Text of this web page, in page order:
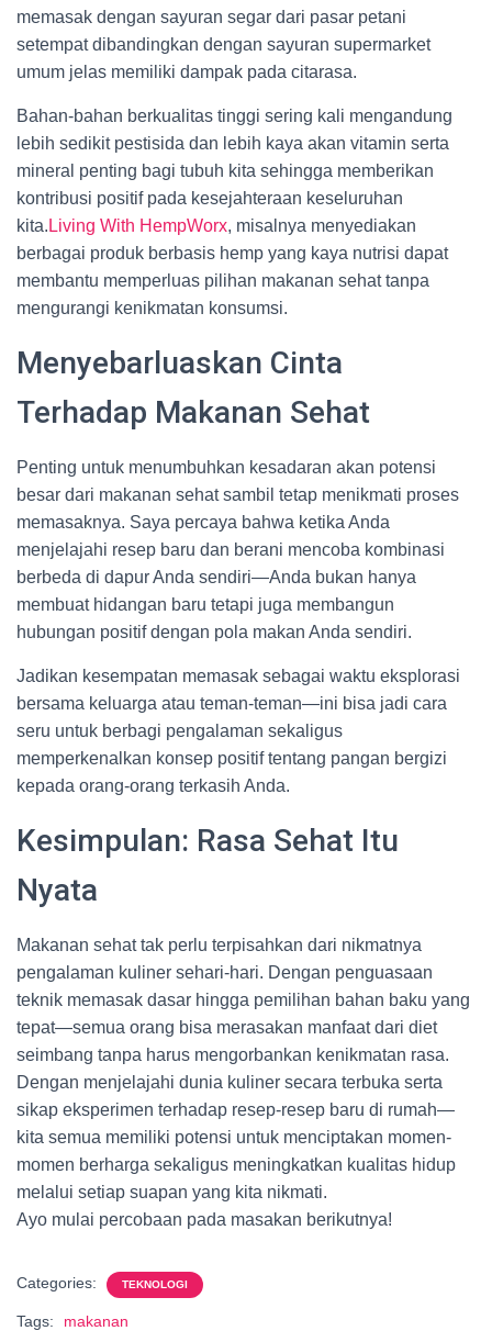
memasak dengan sayuran segar dari pasar petani
setempat dibandingkan dengan sayuran supermarket
umum jelas memiliki dampak pada citarasa.
Bahan-bahan berkualitas tinggi sering kali mengandung
lebih sedikit pestisida dan lebih kaya akan vitamin serta
mineral penting bagi tubuh kita sehingga memberikan
kontribusi positif pada kesejahteraan keseluruhan
kita. Living With HempWorx, misalnya menyediakan
berbagai produk berbasis hemp yang kaya nutrisi dapat
membantu memperluas pilihan makanan sehat tanpa
mengurangi kenikmatan konsumsi.
Menyebarluaskan Cinta
Terhadap Makanan Sehat
Penting untuk menumbuhkan kesadaran akan potensi
besar dari makanan sehat sambil tetap menikmati proses
memasaknya. Saya percaya bahwa ketika Anda
menjelajahi resep baru dan berani mencoba kombinasi
berbeda di dapur Anda sendiri—Anda bukan hanya
membuat hidangan baru tetapi juga membangun
hubungan positif dengan pola makan Anda sendiri.
Jadikan kesempatan memasak sebagai waktu eksplorasi
bersama keluarga atau teman-teman—ini bisa jadi cara
seru untuk berbagi pengalaman sekaligus
memperkenalkan konsep positif tentang pangan bergizi
kepada orang-orang terkasih Anda.
Kesimpulan: Rasa Sehat Itu
Nyata
Makanan sehat tak perlu terpisahkan dari nikmatnya
pengalaman kuliner sehari-hari. Dengan penguasaan
teknik memasak dasar hingga pemilihan bahan baku yang
tepat—semua orang bisa merasakan manfaat dari diet
seimbang tanpa harus mengorbankan kenikmatan rasa.
Dengan menjelajahi dunia kuliner secara terbuka serta
sikap eksperimen terhadap resep-resep baru di rumah—
kita semua memiliki potensi untuk menciptakan momen-
momen berharga sekaligus meningkatkan kualitas hidup
melalui setiap suapan yang kita nikmati.
Ayo mulai percobaan pada masakan berikutnya!
Categories: TEKNOLOGI
Tags: makanan